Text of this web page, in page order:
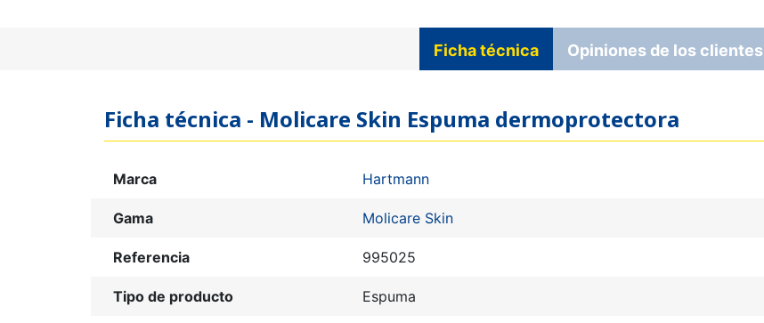
Ficha técnica Opiniones de los clientes
Ficha técnica - Molicare Skin Espuma dermoprotectora
Marca Hartmann
Gama Molicare Skin
Referencia 995025
Tipo de producto Espuma